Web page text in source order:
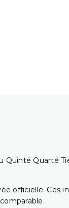
Quinté Quarté
officielle. Ces